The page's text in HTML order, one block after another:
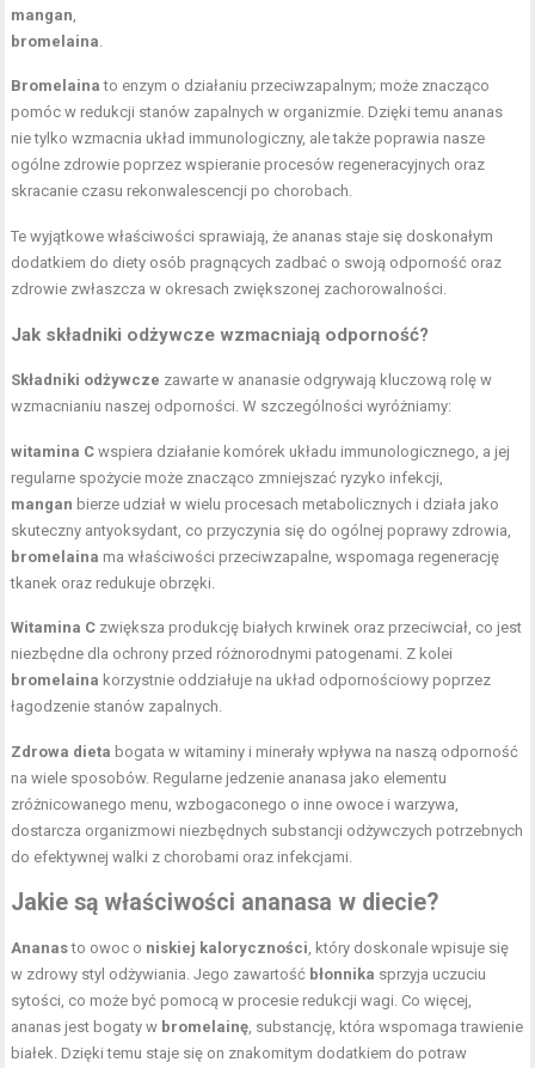
mangan
bromelaina
Bromelaina to enzym o działaniu przeciwzapalnym; może znacząco
pomóc w redukcji stanów zapalnych w organizmie. Dzięki temu ananas
nie tylko wzmacnia układ immunologiczny, ale także poprawia nasze
ogólne zdrowie poprzez wspieranie procesów regeneracyjnych oraz
skracanie czasu rekonwalescencji po chorobach.
Te wyjątkowe właściwości sprawiają, że ananas staje się doskonałym
dodatkiem do diety osób pragnących zadbać o swoją odporność oraz
zdrowie zwłaszcza w okresach zwiększonej zachorowalności.
Jak składniki odżywcze wzmacniają odporność?
Składniki odżywcze zawarte w ananasie odgrywają kluczową rolę w
wzmacnianiu naszej odporności. W szczególności wyróżniamy:
witamina C wspiera działanie komórek układu immunologicznego, a jej
regularne spożycie może znacząco zmniejszać ryzyko infekcji,
mangan bierze udział w wielu procesach metabolicznych i działa jako
skuteczny antyoksydant, co przyczynia się do ogólnej poprawy zdrowia,
bromelaina ma właściwości przeciwzapalne, wspomaga regenerację
tkanek oraz redukuje obrzęki.
Witamina C zwiększa produkcję białych krwinek oraz przeciwciał, co jest
niezbędne dla ochrony przed różnorodnymi patogenami. Z kolei
bromelaina korzystnie oddziałuje na układ odpornościowy poprzez
łagodzenie stanów zapalnych.
Zdrowa dieta bogata w witaminy i minerały wpływa na naszą odporność
na wiele sposobów. Regularne jedzenie ananasa jako elementu
zróżnicowanego menu, wzbogaconego o inne owoce i warzywa,
dostarcza organizmowi niezbędnych substancji odżywczych potrzebnych
do efektywnej walki z chorobami oraz infekcjami.
Jakie są właściwości ananasa w diecie?
Ananasto owoc o niskiej kaloryczności , który doskonale wpisuje się
w zdrowy styl odżywiania. Jego zawartość błonnika sprzyja uczuciu
sytości, co może być pomocą w procesie redukcji wagi. Co więcej,
ananas jest bogaty w bromelainę , substancję, która wspomaga trawienie
białek. Dzięki temu staje się on znakomitym dodatkiem do potraw